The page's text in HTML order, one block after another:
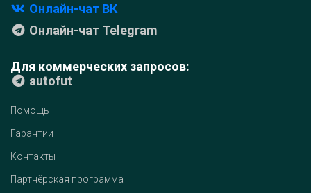
Онлайн-чат ВК
Онлайн-чат Telegram
Для коммерческих запросов:
autofut
Помощь
Гарантии
Контакты
Партнёрская программа